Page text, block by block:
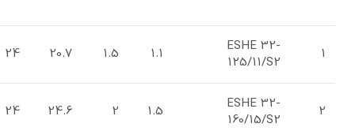
1
ESHE 32-
125/11/S2
1.1
1.5
20.7
24
2
ESHE 32-
160/15/S2
1.5
2
24.6
24